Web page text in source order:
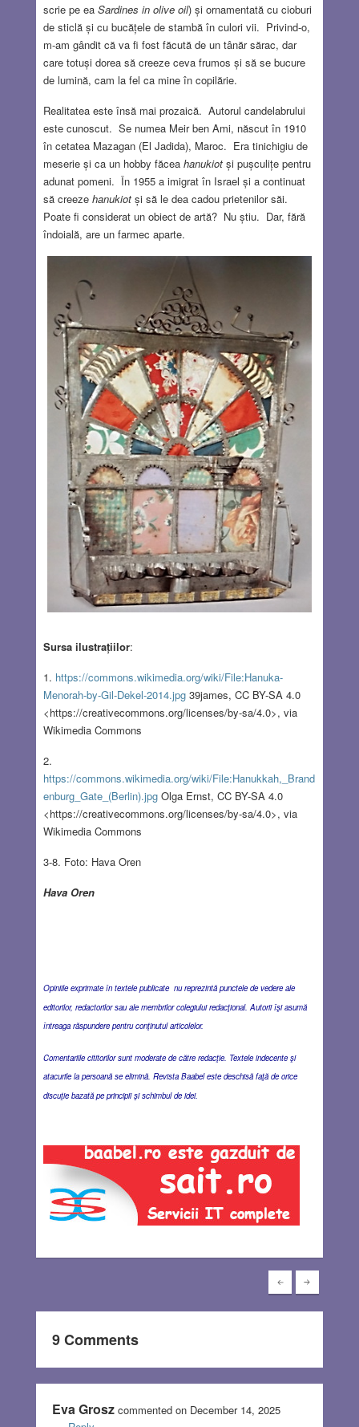
scrie pe ea Sardines in olive oil) și ornamentată cu cioburi
de sticlă și cu bucățele de stambă în culori vii. Privind-o,
m-am gândit că va fi fost făcută de un tânăr sărac, dar
care totuși dorea să creeze ceva frumos și să se bucure
de lumină, cam la fel ca mine în copilărie.
Realitatea este însă mai prozaică. Autorul candelabrului
este cunoscut. Se numea Meir ben Ami, născut în 1910
în cetatea Mazagan (El Jadida), Maroc. Era tinichigiu de
meserie și ca un hobby făcea hanukiotși pușculițe pentru
adunat pomeni. În 1955 a imigrat în Israel și a continuat
să creeze hanukiotși să le dea cadou prietenilor săi.
Poate fi considerat un obiect de artă? Nu știu. Dar, fără
îndoială, are un farmec aparte.
Sursa ilustrațiilor:
1. https://commons.wikimedia.org/wiki/File:Hanuka-
Menorah-by-Gil-Dekel-2014.jpg39james, CC BY-SA 4.0
<https://creativecommons.org/licenses/by-sa/4.0>, via
Wikimedia Commons
2.
https://commons.wikimedia.org/wiki/File:Hanukkah,_Brand
enburg_Gate_(Berlin).jpgOlga Ernst, CC BY-SA 4.0
<https://creativecommons.org/licenses/by-sa/4.0>, via
Wikimedia Commons
3-8. Foto: Hava Oren
Hava Oren
Opiniile exprimate în textele publicate nu reprezintă punctele de vedere ale
editorilor, redactorilor sau ale membrilor colegiului redacţional. Autorii îşi asumă
întreaga răspundere pentru conţinutul articolelor.
Comentariile cititorilor sunt moderate de către redacţie. Textele indecente şi
atacurile la persoană se elimină. Revista Baabel este deschisă faţă de orice
discuţie bazată pe principii şi schimbul de idei.
9 Comments
Eva Groszcommented on December 14, 2025